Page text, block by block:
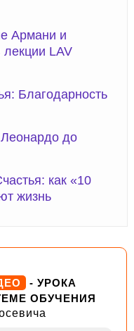
Армани и
лекции LAV
Благодарность
до
как «10
жизнь
- УРОКА
ОБУЧЕНИЯ